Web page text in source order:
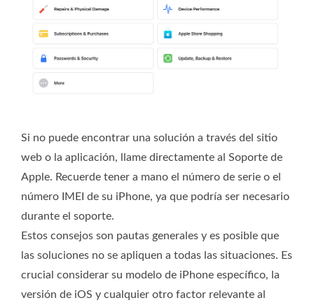
Si no puede encontrar una solución a través del sitio
web o la aplicación, llame directamente al Soporte de
Apple. Recuerde tener a mano el número de serie o el
número IMEI de su iPhone, ya que podría ser necesario
durante el soporte.
Estos consejos son pautas generales y es posible que
las soluciones no se apliquen a todas las situaciones. Es
crucial considerar su modelo de iPhone específico, la
versión de iOS y cualquier otro factor relevante al